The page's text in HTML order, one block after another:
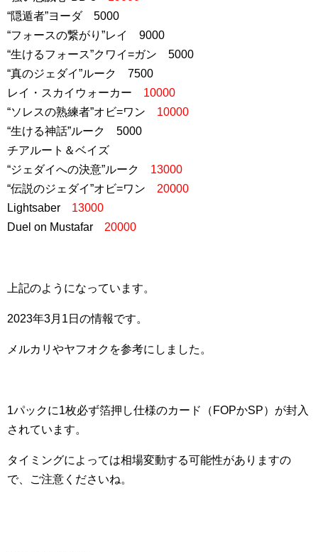
“隠遁者”ヨーダ 5000
“フォースの繋がり”レイ 9000
“生けるフォース”クワイ=ガン 5000
“真のジェダイ”ルーク 7500
レイ・スカイウォーカー 10000
“ソレスの熟練者”オビ=ワン 10000
“生ける神話”ルーク 5000
チアルート＆ベイズ
“ジェダイへの決意”ルーク 13000
“伝説のジェダイ”オビ=ワン 20000
Lightsaber 13000
Duel on Mustafar 20000
上記のようになっています。
2023年3月1日の情報です。
メルカリやヤフオクを参考にしました。
1パックに1枚必ず箔押し仕様のカード（FOPかSP）が封入
されています。
タイミングによっては相場変動する可能性がありますの
で、ご注意くださいね。